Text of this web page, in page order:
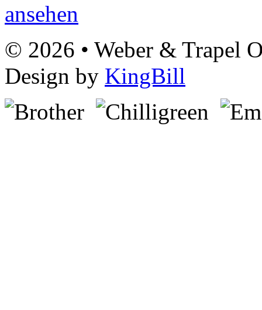
ansehen
© 2026 • Weber & Trapel
Design by KingBill